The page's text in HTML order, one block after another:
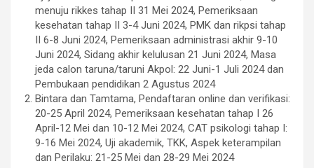
menuju rikkes tahap II 31 Mei 2024, Pemeriksaan
kesehatan tahap II 3-4 Juni 2024, PMK dan rikpsi tahap
II 6-8 Juni 2024, Pemeriksaan administrasi akhir 9-10
Juni 2024, Sidang akhir kelulusan 21 Juni 2024, Masa
jeda calon taruna/taruni Akpol: 22 Juni-1 Juli 2024 dan
Pembukaan pendidikan 2 Agustus 2024
Bintara dan Tamtama, Pendaftaran online dan verifikasi:
20-25 April 2024, Pemeriksaan kesehatan tahap I 26
April-12 Mei dan 10-12 Mei 2024, CAT psikologi tahap I:
9-16 Mei 2024, Uji akademik, TKK, Aspek keterampilan
dan Perilaku: 21-25 Mei dan 28-29 Mei 2024